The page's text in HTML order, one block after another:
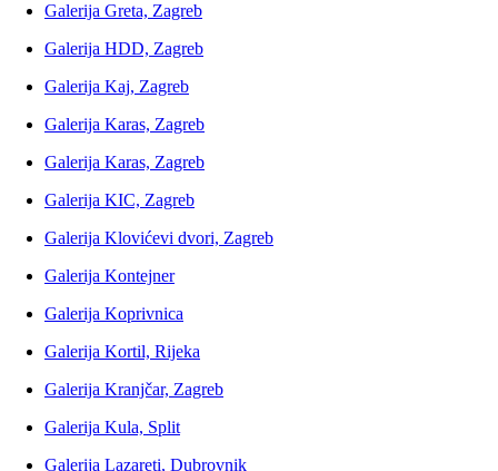
Galerija Greta, Zagreb
Galerija HDD, Zagreb
Galerija Kaj, Zagreb
Galerija Karas, Zagreb
Galerija Karas, Zagreb
Galerija KIC, Zagreb
Galerija Klovićevi dvori, Zagreb
Galerija Kontejner
Galerija Koprivnica
Galerija Kortil, Rijeka
Galerija Kranjčar, Zagreb
Galerija Kula, Split
Galerija Lazareti, Dubrovnik